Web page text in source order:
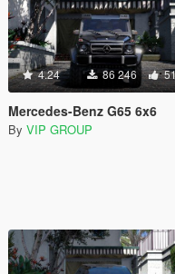
4.24 86 246
Mercedes-Benz G65 6x6
By VIP GROUP